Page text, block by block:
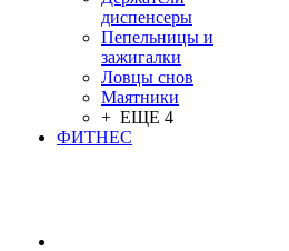
диспенсеры
Пепельницы и
зажигалки
Ловцы снов
Маятники
+ ЕЩЕ 4
ФИТНЕС